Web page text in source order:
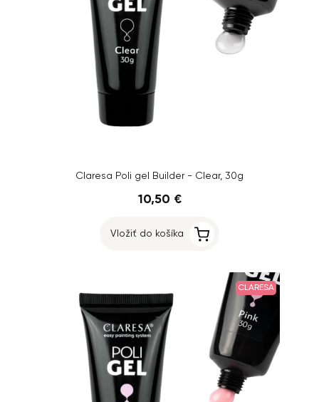
Claresa Poli gel Builder - Clear, 30g
10,50 €
Vložiť do košíka
CLARESA